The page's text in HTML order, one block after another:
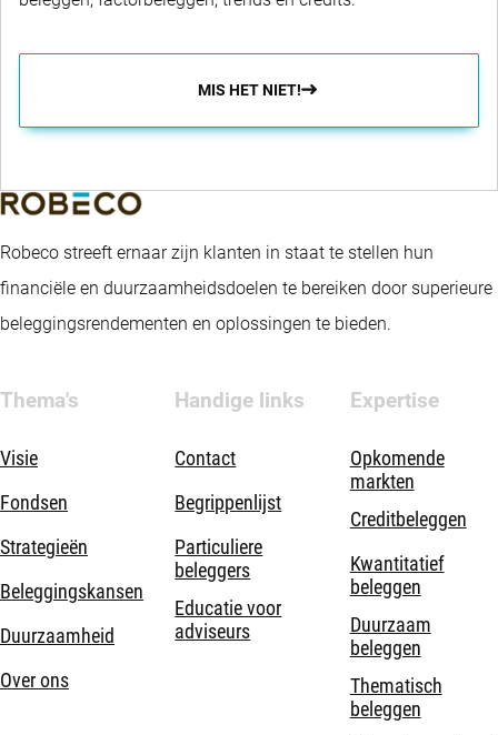
MIS HET NIET!
Robeco streeft ernaar zijn klanten in staat te stellen hun
financiële en duurzaamheidsdoelen te bereiken door superieure
beleggingsrendementen en oplossingen te bieden.
Thema's
Visie
Fondsen
Strategieën
Beleggingskansen
Duurzaamheid
Over ons
Handige links
Contact
Begrippenlijst
Particuliere
beleggers
Educatie voor
adviseurs
Expertise
Opkomende
markten
Creditbeleggen
Kwantitatief
beleggen
Duurzaam
beleggen
Thematisch
beleggen